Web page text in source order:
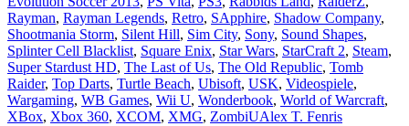
Rayman, Rayman Legends, Retro, SApphire, Shadow Company,
Shootmania Storm, Silent Hill, Sim City, Sony, Sound Shapes,
Splinter Cell Blacklist, Square Enix, Star Wars, StarCraft 2, Steam,
Super Stardust HD, The Last of Us, The Old Republic, Tomb
Raider, Top Darts, Turtle Beach, Ubisoft, USK, Videospiele,
Wargaming, WB Games, Wii U, Wonderbook, World of Warcraft,
XBox, Xbox 360, XCOM, XMG, ZombiUAlex T. Fenris